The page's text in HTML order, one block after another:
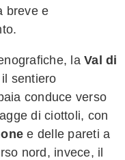
breve e
la Val di
sentiero
conduce verso
di ciottoli, con
e delle pareti a
nord, invece, il